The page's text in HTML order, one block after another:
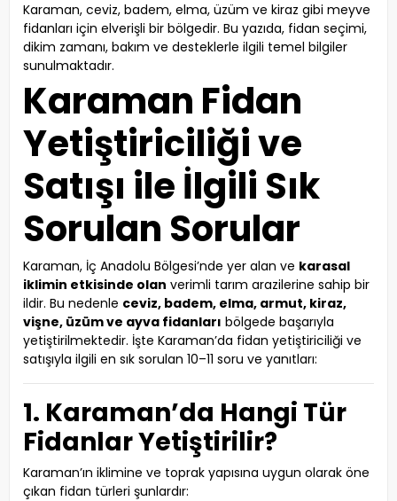
Karaman, ceviz, badem, elma, üzüm ve kiraz gibi meyve
fidanları için elverişli bir bölgedir. Bu yazıda, fidan seçimi,
dikim zamanı, bakım ve desteklerle ilgili temel bilgiler
sunulmaktadır.
Karaman Fidan
Yetiştiriciliği ve
Satışı ile İlgili Sık
Sorulan Sorular
Karaman, İç Anadolu Bölgesi’nde yer alan ve karasal
iklimin etkisinde olan verimli tarım arazilerine sahip bir
ildir. Bu nedenle ceviz, badem, elma, armut, kiraz,
vişne, üzüm ve ayva fidanları bölgede başarıyla
yetiştirilmektedir. İşte Karaman’da fidan yetiştiriciliği ve
satışıyla ilgili en sık sorulan 10–11 soru ve yanıtları:
1. Karaman’da Hangi Tür
Fidanlar Yetiştirilir?
Karaman’ın iklimine ve toprak yapısına uygun olarak öne
çıkan fidan türleri şunlardır: